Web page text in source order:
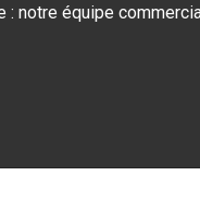
notre équipe